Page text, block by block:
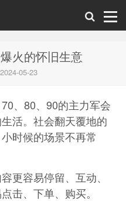
火的怀旧生意
2024-05-23
、80、90的主力军会
活。 社会翻天覆地的
时候的场景不再常
更容易停留、互动、
击、下单、购买。